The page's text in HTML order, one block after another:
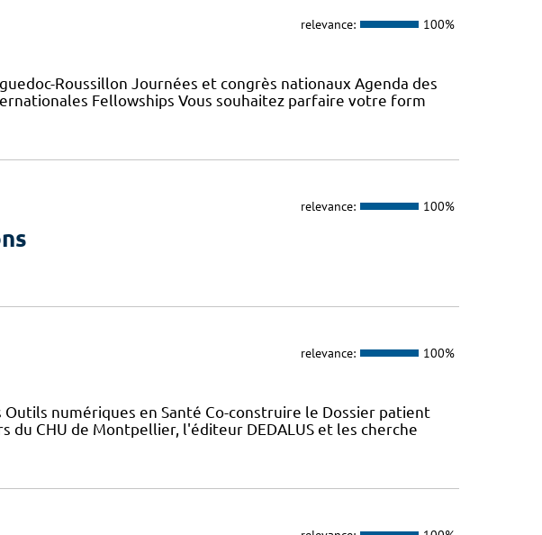
relevance: 100%
Roussillon Journées et congrès nationaux Agenda des
Fellowships Vous souhaitez parfaire votre form
relevance: 100%
relevance: 100%
Outils numériques en Santé Co-construire le Dossier patient
du CHU de Montpellier, l'éditeur DEDALUS et les cherche